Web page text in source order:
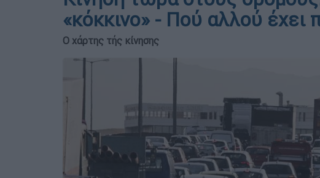
«κόκκινο» - Πού αλλού έχει
Ο χάρτης τής κίνησης